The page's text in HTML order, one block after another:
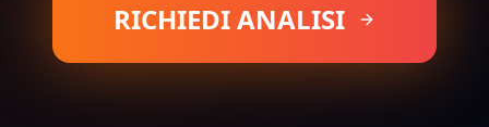
RICHIEDI ANALISI